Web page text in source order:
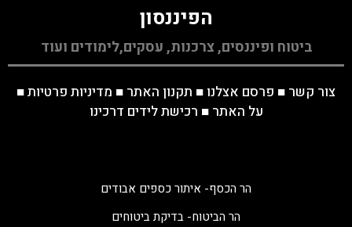
הפיננסון
ביטוח ופיננסים, צרכנות, עסקים,לימודים ועוד
צור קשר ■ פרסם אצלנו ■ תקנון האתר ■ מדיניות פרטיות■
על האתר ■ רכישת לידים דרכינו
הר הכסף- איתור כספים אבודים
הר הביטוח- בדיקת ביטוחים